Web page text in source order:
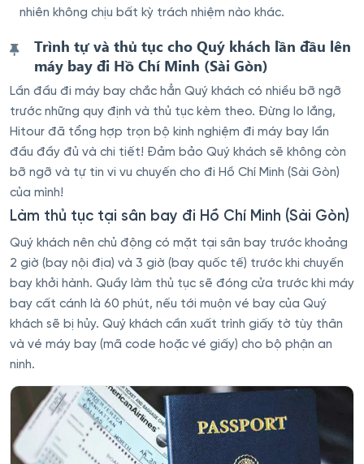
nhiên không chịu bất kỳ trách nhiệm nào khác.
Trình tự và thủ tục cho Quý khách lần đầu lên
máy bay đi Hồ Chí Minh (Sài Gòn)
Lần đầu đi máy bay chắc hẳn Quý khách có nhiều bỡ ngỡ
trước những quy định và thủ tục kèm theo. Đừng lo lắng,
Hitour đã tổng hợp trọn bộ kinh nghiệm đi máy bay lần
đầu đầy đủ và chi tiết! Đảm bảo Quý khách sẽ không còn
bỡ ngỡ và tự tin vi vu chuyến cho đi Hồ Chí Minh (Sài Gòn)
của mình!
Làm thủ tục tại sân bay đi Hồ Chí Minh (Sài Gòn)
Quý khách nên chủ động có mặt tại sân bay trước khoảng
2 giờ (bay nội địa) và 3 giờ (bay quốc tế) trước khi chuyến
bay khởi hành. Quầy làm thủ tục sẽ đóng cửa trước khi máy
bay cất cánh là 60 phút, nếu tới muộn vé bay của Quý
khách sẽ bị hủy. Quý khách cần xuất trình giấy tờ tùy thân
và vé máy bay (mã code hoặc vé giấy) cho bộ phận an
ninh.